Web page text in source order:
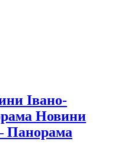
Івано-
Новини
Панорама